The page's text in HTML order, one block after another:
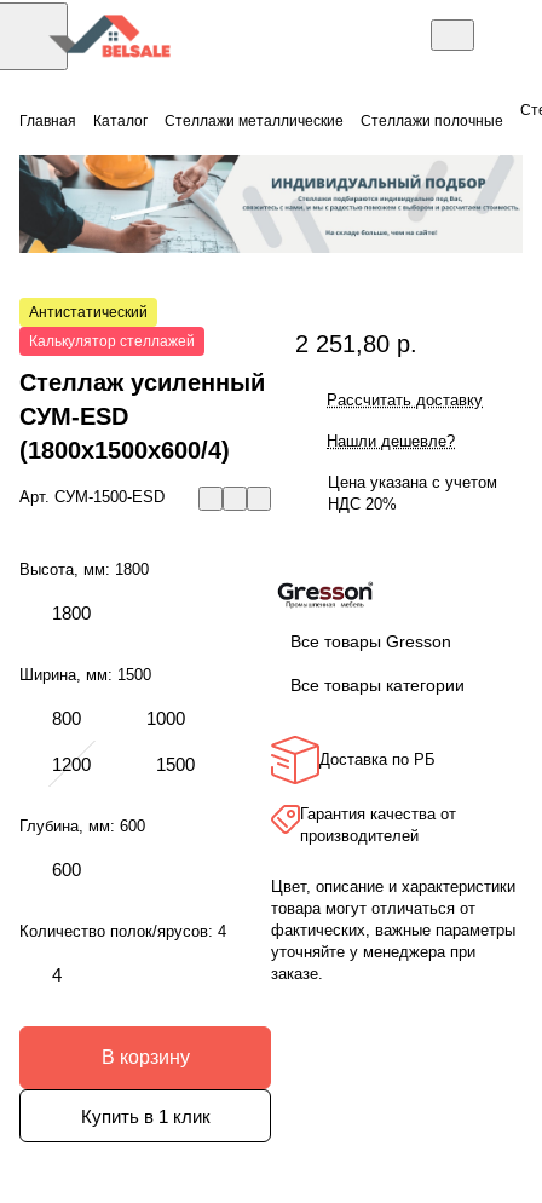
Главная Каталог Стеллажи металлические Стеллажи полочные
Антистатический
Калькулятор стеллажей
Стеллаж усиленный
СУМ-ESD
(1800x1500x600/4)
Арт. СУМ-1500-ESD
Высота, мм: 1800
1800
Ширина, мм: 1500
800 1000
1200 1500
Глубина, мм: 600
600
Количество полок/ярусов: 4
4
В корзину
Купить в 1 клик
2 251,80 р.
Рассчитать доставку
Нашли дешевле?
Цена указана с учетом
НДС 20%
Все товары Gresson
Все товары категории
Доставка по РБ
Гарантия качества от
производителей
Цвет, описание и характеристики
товара могут отличаться от
фактических, важные параметры
уточняйте у менеджера при
заказе.